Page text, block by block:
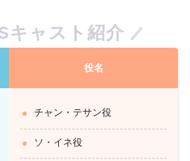
キャスト紹介
役名
チャン・テサン役
ソ・イネ役